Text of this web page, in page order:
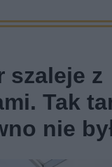
szaleje z
Tak
nie